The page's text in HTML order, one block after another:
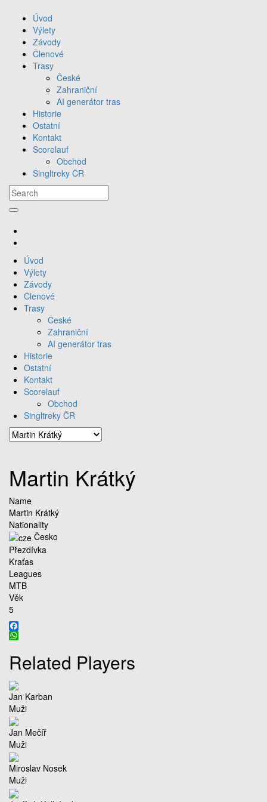
Úvod
Výlety
Závody
Členové
Trasy
České
Zahraniční
AI generátor tras
Historie
Ostatní
Kontakt
Scorelauf
Obchod
Singltreky ČR
Úvod
Výlety
Závody
Členové
Trasy
České
Zahraniční
AI generátor tras
Historie
Ostatní
Kontakt
Scorelauf
Obchod
Singltreky ČR
Martin Krátký
Name
Martin Krátký
Nationality
Česko
Přezdívka
Kraťas
Leagues
MTB
Věk
5
Facebook
Related Players
Jan Karban
Muži
Jan Mečíř
Muži
Miroslav Nosek
Muži